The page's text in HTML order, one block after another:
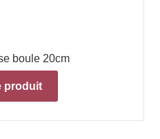
boule 20cm
produit